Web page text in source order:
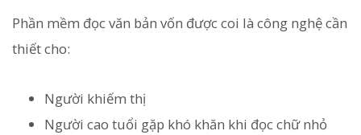
Phần mềm đọc văn bản vốn được coi là công nghệ cần
thiết cho:
Người khiếm thị
Người cao tuổi gặp khó khăn khi đọc chữ nhỏ